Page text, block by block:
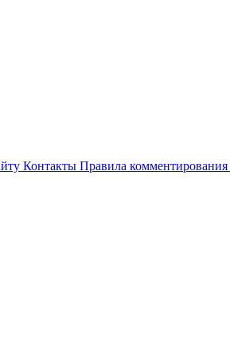
Контакты Правила комментирования